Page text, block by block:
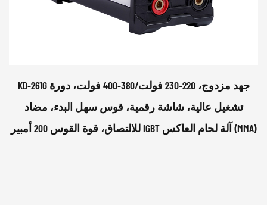
KD-261G جهد مزدوج، 220-230 فولت/380-400 فولت، دورة
تشغيل عالية، شاشة رقمية، قوس سهل البدء، مضاد
للالتصاق، قوة القوس 200 أمبير IGBT آلة لحام العاكس (MMA)